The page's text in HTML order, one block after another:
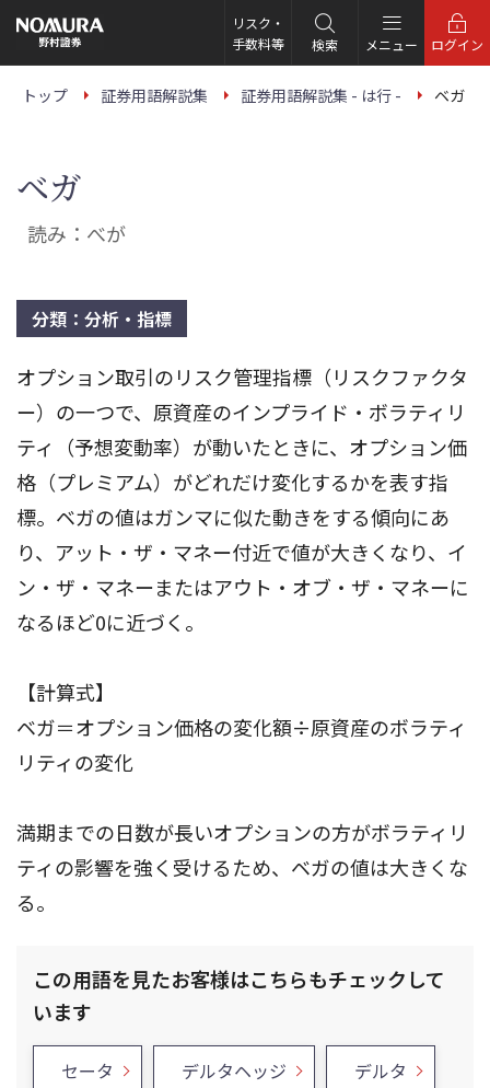
の
ー
リスク・
手数料等
検索 メニュー ログイン
トップ 証券用語解説集 証券用語解説集 - は行 - ベガ
ベガ
読み：べが
分類：分析・指標
オプション取引のリスク管理指標（リスクファクタ
ー）の一つで、原資産のインプライド・ボラティリ
ティ（予想変動率）が動いたときに、オプション価
格（プレミアム）がどれだけ変化するかを表す指
標。ベガの値はガンマに似た動きをする傾向にあ
り、アット・ザ・マネー付近で値が大きくなり、イ
ン・ザ・マネーまたはアウト・オブ・ザ・マネーに
なるほど0に近づく。
【計算式】
ベガ＝オプション価格の変化額÷原資産のボラティ
リティの変化
満期までの日数が長いオプションの方がボラティリ
ティの影響を強く受けるため、ベガの値は大きくな
る。
この用語を見たお客様はこちらもチェックして
います
セータ デルタヘッジ デルタ